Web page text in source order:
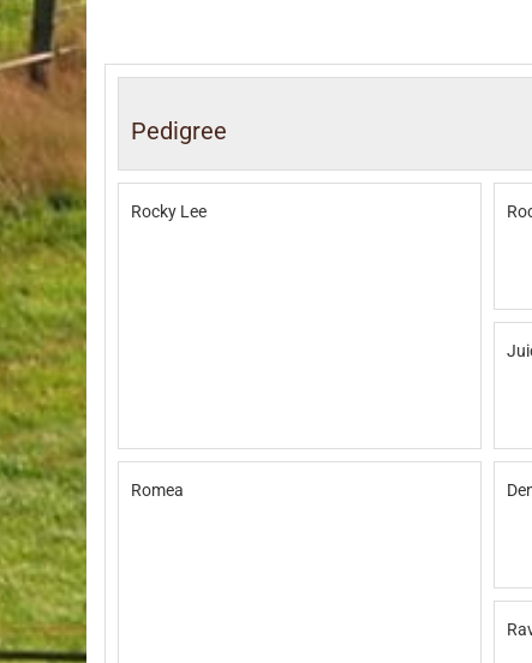
Pedigree
Rocky Lee
Romea